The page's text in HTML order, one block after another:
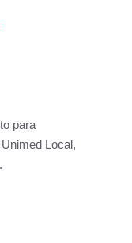
para
Unimed Local,